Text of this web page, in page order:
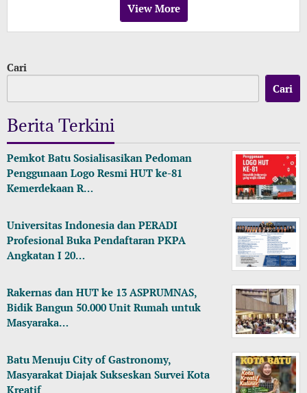
View More
Cari
Cari
Berita Terkini
Pemkot Batu Sosialisasikan Pedoman
Penggunaan Logo Resmi HUT ke-81
Kemerdekaan R…
Universitas Indonesia dan PERADI
Profesional Buka Pendaftaran PKPA
Angkatan I 20…
Rakernas dan HUT ke 13 ASPRUMNAS,
Bidik Bangun 50.000 Unit Rumah untuk
Masyaraka…
Batu Menuju City of Gastronomy,
Masyarakat Diajak Sukseskan Survei Kota
Kreatif